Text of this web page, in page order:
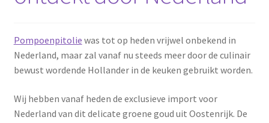
Pompoenpitolie was tot op heden vrijwel onbekend in
Nederland, maar zal vanaf nu steeds meer door de culinair
bewust wordende Hollander in de keuken gebruikt worden.
Wij hebben vanaf heden de exclusieve import voor
Nederland van dit delicate groene goud uit Oostenrijk. De